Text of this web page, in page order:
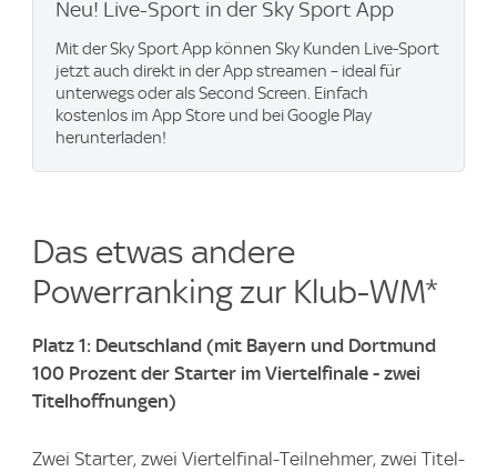
Neu! Live-Sport in der Sky Sport App
Mit der Sky Sport App können Sky Kunden Live-Sport
jetzt auch direkt in der App streamen – ideal für
unterwegs oder als Second Screen. Einfach
kostenlos im App Store und bei Google Play
herunterladen!
Das etwas andere
Powerranking zur Klub-WM*
Platz 1: Deutschland (mit Bayern und Dortmund
100 Prozent der Starter im Viertelfinale - zwei
Titelhoffnungen)
Zwei Starter, zwei Viertelfinal-Teilnehmer, zwei Titel-